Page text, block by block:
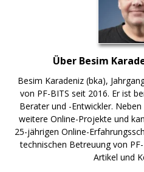
Über Besim
Besim Karadeniz (bka),
von PF-BITS seit 2016. Er ist
Berater und -Entwickler.
weitere Online-Projekte und
25-jährigen Online-
technischen Betreuung von
Artikel und